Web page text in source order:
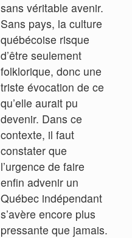
sans véritable avenir.
Sans pays, la culture
québécoise risque
d’être seulement
folklorique, donc une
triste évocation de ce
qu’elle aurait pu
devenir. Dans ce
contexte, il faut
constater que
l’urgence de faire
enfin advenir un
Québec indépendant
s’avère encore plus
pressante que jamais.